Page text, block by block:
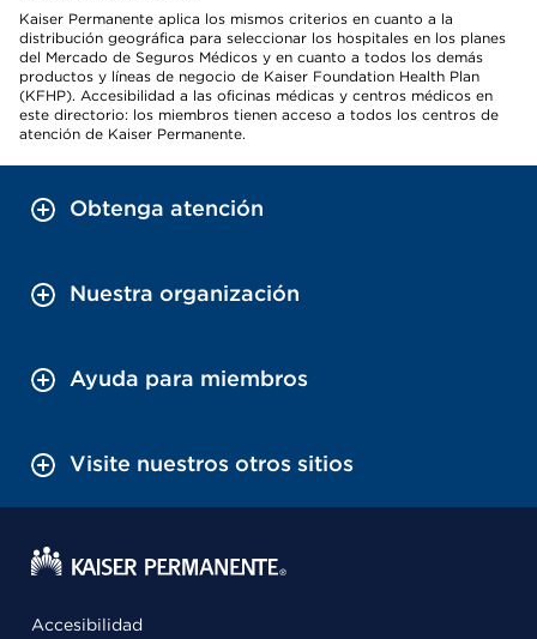
Kaiser Permanente aplica los mismos criterios en cuanto a la
distribución geográfica para seleccionar los hospitales en los planes
del Mercado de Seguros Médicos y en cuanto a todos los demás
productos y líneas de negocio de Kaiser Foundation Health Plan
(KFHP). Accesibilidad a las oficinas médicas y centros médicos en
este directorio: los miembros tienen acceso a todos los centros de
atención de Kaiser Permanente.
Obtenga atención
Nuestra organización
Ayuda para miembros
Visite nuestros otros sitios
Accesibilidad